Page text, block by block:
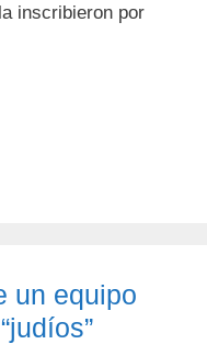
inscribieron por
un equipo